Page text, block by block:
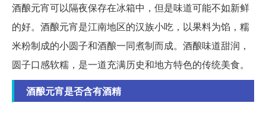
酒酿元宵可以隔夜保存在冰箱中，但是味道可能不如新鲜
的好。酒酿元宵是江南地区的汉族小吃，以果料为馅，糯
米粉制成的小圆子和酒酿一同煮制而成。酒酿味道甜润，
圆子口感软糯，是一道充满历史和地方特色的传统美食。
酒酿元宵是否含有酒精